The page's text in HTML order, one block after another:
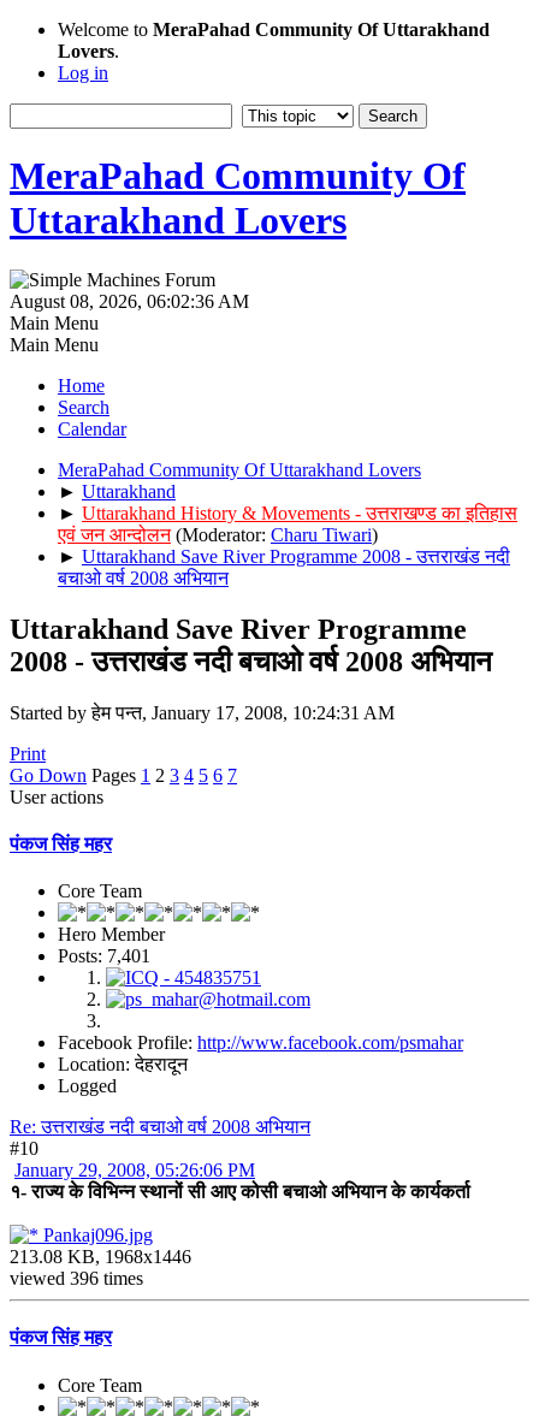
Welcome to MeraPahad Community Of Uttarakhand
Lovers.
Log in
MeraPahad Community Of
Uttarakhand Lovers
August 08, 2026, 06:02:36 AM
Main Menu
Main Menu
Home
Search
Calendar
MeraPahad Community Of Uttarakhand Lovers
► Uttarakhand
► Uttarakhand History & Movements - उत्तराखण्ड का इतिहास
एवं जन आन्दोलन (Moderator: Charu Tiwari)
► Uttarakhand Save River Programme 2008 - उत्तराखंड नदी
बचाओ वर्ष 2008 अभियान
Uttarakhand Save River Programme
2008 - उत्तराखंड नदी बचाओ वर्ष 2008 अभियान
Started by हेम पन्त, January 17, 2008, 10:24:31 AM
Print
Go Down Pages 1 2 3 4 5 6 7
User actions
पंकज सिंह महर
Core Team
Hero Member
Posts: 7,401
Facebook Profile: http://www.facebook.com/psmahar
Location: देहरादून
Logged
Re: उत्तराखंड नदी बचाओ वर्ष 2008 अभियान
#10
January 29, 2008, 05:26:06 PM
१- राज्य के विभिन्न स्थानों सी आए कोसी बचाओ अभियान के कार्यकर्ता
Pankaj096.jpg
213.08 KB, 1968x1446
viewed 396 times
पंकज सिंह महर
Core Team